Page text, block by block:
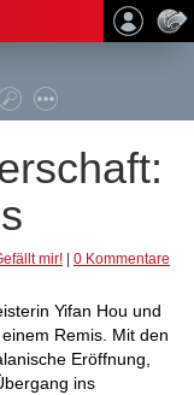
mir! 0 Kommentare
Yifan Hou und
Remis. Mit den
Eröffnung,
ins